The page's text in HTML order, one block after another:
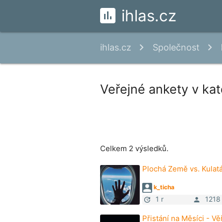
ihlas.cz
ihlas.cz Společnost
Veřejné ankety v
Celkem 2 výsledků.
Plochá Země vs.
k_ticha
update 1 r person 1218
Přistání na Měsíci -